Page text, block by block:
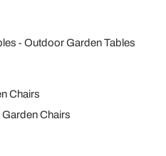
Outdoor Garden Tables
Chairs
Garden Chairs